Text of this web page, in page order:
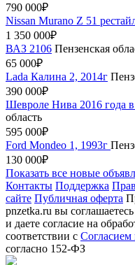
790 000₽
Nissan Murano Z 51
1 350 000₽
ВАЗ 2106 Пензенская
65 000₽
Lada Калина 2, 2014г
390 000₽
Шевролe Нива 2016 года
область
595 000₽
Ford Mondeo 1, 1993г
130 000₽
Показать все новые
Контакты Поддержка
сайте Публичная оферта
pnzetka.ru вы
и даете согласие на
соответствии с Согласием
согласно 152-ФЗ